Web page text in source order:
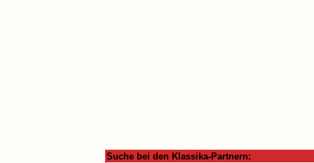
Suche bei den Klassika-Partnern: